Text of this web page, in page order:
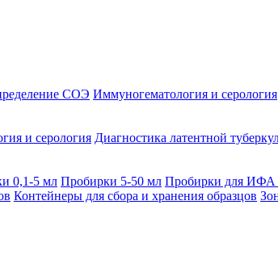
СОЭ Иммуногематология и серология
и серология Диагностика латентной
0,1-5 мл Пробирки 5-50 мл Пробирки для ИФА
Контейнеры для сбора и хранения образцов